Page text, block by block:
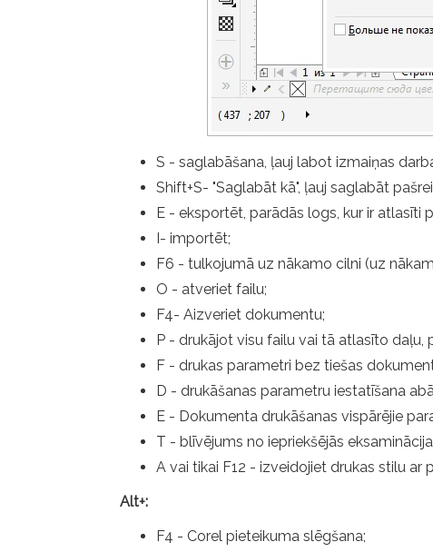
S - saglabāšana, ļauj labot izmaiņas
Shift+S- "Saglabāt kā", ļauj saglabāt
E - eksportēt, parādās logs, kur ir atlasīti
I- importēt;
F6 - tulkojumā uz nākamo cilni (uz
O - atveriet failu;
F4- Aizveriet dokumentu;
P - drukājot visu failu vai tā atlasīto daļu,
F - drukas parametri bez tiešas
D - drukāšanas parametru iestatīšana
E - Dokumenta drukāšanas vispārējie
T - blīvējums no iepriekšējās
A vai tikai F12 - izveidojiet drukas stilu
Alt+:
F4 - Corel pieteikuma slēgšana;